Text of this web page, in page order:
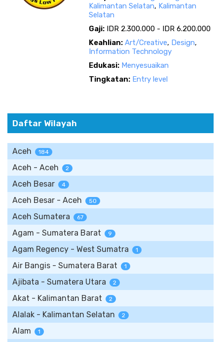
Kalimantan Selatan, Kalimantan
Selatan
Gaji: IDR 2.300.000 - IDR 6.200.000
Keahlian: Art/Creative, Design,
Information Technology
Edukasi: Menyesuaikan
Tingkatan: Entry level
Daftar Wilayah
Aceh 184
Aceh - Aceh 2
Aceh Besar 4
Aceh Besar - Aceh 50
Aceh Sumatera 67
Agam - Sumatera Barat 9
Agam Regency - West Sumatra 1
Air Bangis - Sumatera Barat 1
Ajibata - Sumatera Utara 2
Akat - Kalimantan Barat 2
Alalak - Kalimantan Selatan 2
Alam 1